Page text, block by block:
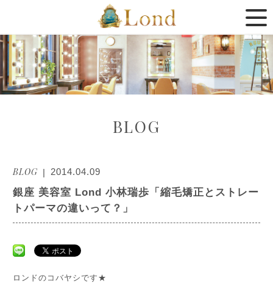
BLOG
BLOG 2014.04.09
銀座 美容室 Lond 小林瑞歩「縮毛矯正とストレー
トパーマの違いって？」
ロンドのコバヤシです★